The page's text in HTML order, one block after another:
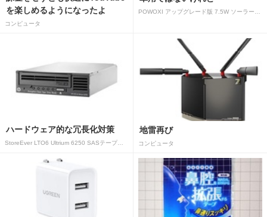
を楽しめるようになったよ
コンピュータ
ハードウェア的な冗長化対策 地雷再び
コンピュータ